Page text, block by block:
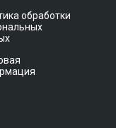
обработки